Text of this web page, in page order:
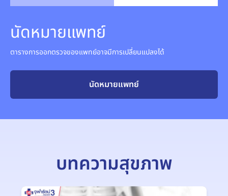
นัดหมายแพทย์
ตารางการออกตรวจของแพทย์อาจมีการเปลี่ยนแปลงได้
นัดหมายแพทย์
บทความสุขภาพ